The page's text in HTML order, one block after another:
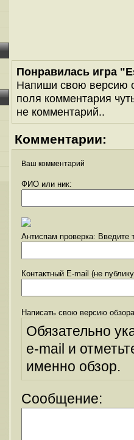
Понравилась игра
Напиши свою версию
поля комментария
не комментарий..
Комментарии:
Ваш комментарий
ФИО или ник:
Антиспам проверка: Введите
Контактный E-mail (не
Написать свою версию
Обязательно
e-mail и
именно обзор.
Сообщение: